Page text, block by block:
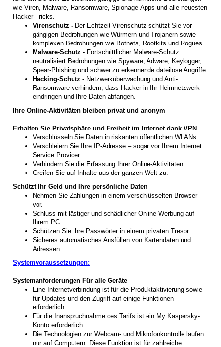
wie Viren, Malware, Ransomware, Spionage-Apps und alle neuesten
Hacker-Tricks.
Virenschutz - Der Echtzeit-Virenschutz schützt Sie vor
gängigen Bedrohungen wie Würmern und Trojanern sowie
komplexen Bedrohungen wie Botnets, Rootkits und Rogues.
Malware-Schutz - Fortschrittlicher Malware-Schutz
neutralisiert Bedrohungen wie Spyware, Adware, Keylogger,
Spear-Phishing und schwer zu erkennende dateilose Angriffe.
Hacking-Schutz - Netzwerküberwachung und Anti-
Ransomware verhindern, dass Hacker in Ihr Heimnetzwerk
eindringen und Ihre Daten abfangen.
Ihre Online-Aktivitäten bleiben privat und anonym
Erhalten Sie Privatsphäre und Freiheit im Internet dank VPN
Verschlüsseln Sie Daten in riskanten öffentlichen WLANs.
Verschleiern Sie Ihre IP-Adresse – sogar vor Ihrem Internet
Service Provider.
Verhindern Sie die Erfassung Ihrer Online-Aktivitäten.
Greifen Sie auf Inhalte aus der ganzen Welt zu.
Schützt Ihr Geld und Ihre persönliche Daten
Nehmen Sie Zahlungen in einem verschlüsselten Browser
vor.
Schluss mit lästiger und schädlicher Online-Werbung auf
Ihrem PC
Schützen Sie Ihre Passwörter in einem privaten Tresor.
Sicheres automatisches Ausfüllen von Kartendaten und
Adressen
Systemvoraussetzungen:
Systemanforderungen Für alle Geräte
Eine Internetverbindung ist für die Produktaktivierung sowie
für Updates und den Zugriff auf einige Funktionen
erforderlich.
Für die Inanspruchnahme des Tarifs ist ein My Kaspersky-
Konto erforderlich.
Die Technologien zur Webcam- und Mikrofonkontrolle laufen
nur auf Computern. Diese Funktion ist für zahlreiche